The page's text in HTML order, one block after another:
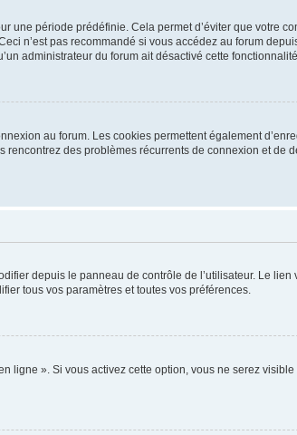
une période prédéfinie. Cela permet d’éviter que votre
n’est pas recommandé si vous accédez au forum
administrateur du forum ait désactivé cette fonctionnalité.
au forum. Les cookies permettent également
des problèmes récurrents de connexion et de
depuis le panneau de contrôle de l’utilisateur. Le lien
tous vos paramètres et toutes vos préférences.
ligne ». Si vous activez cette option, vous ne serez